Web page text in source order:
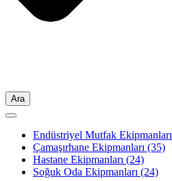
Ara
Endüstriyel Mutfak Ekipmanları
Çamaşırhane Ekipmanları (35)
Hastane Ekipmanları (24)
Soğuk Oda Ekipmanları (24)